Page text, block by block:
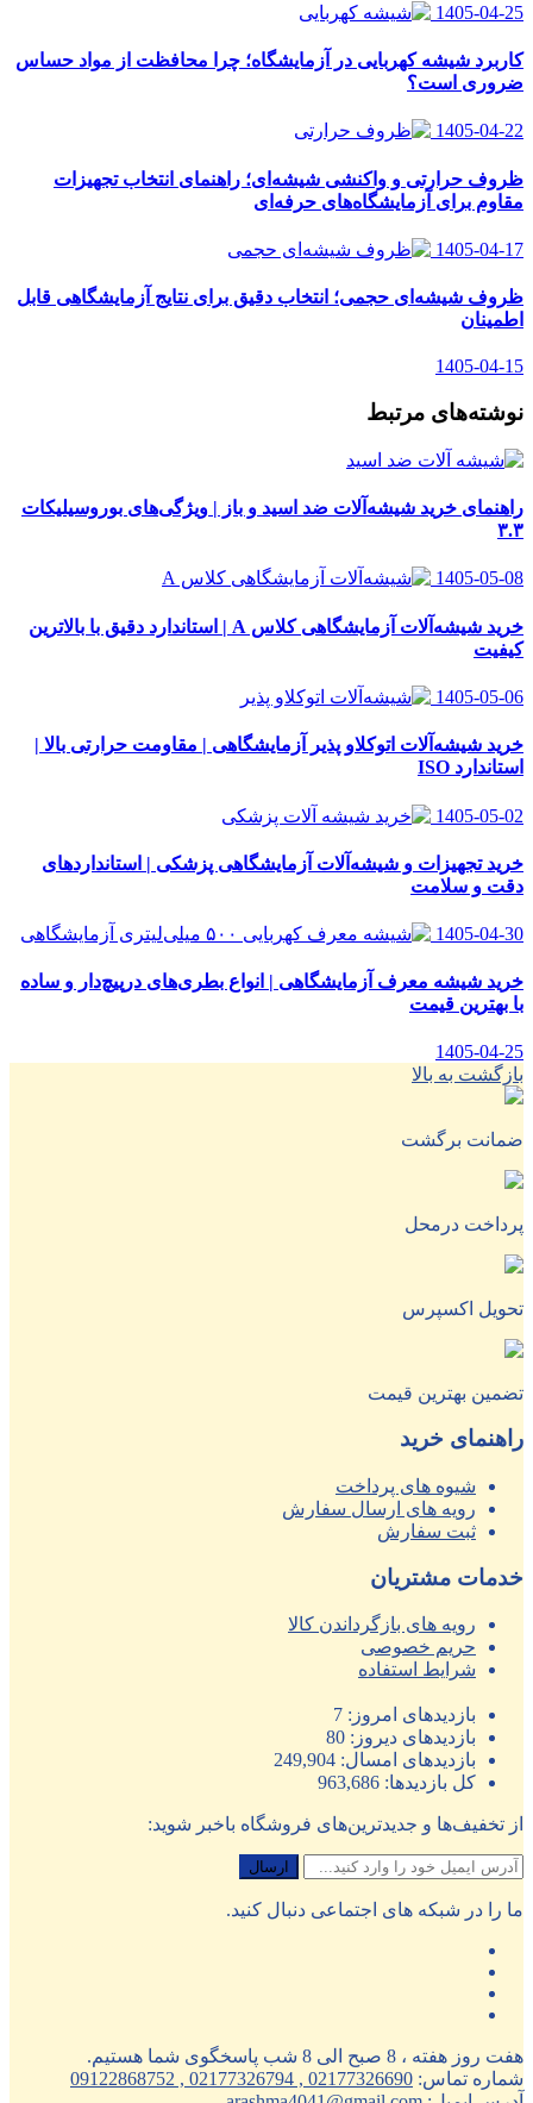
1405-04-25
کاربرد شیشه کهربایی در آزمایشگاه؛ چرا محافظت از مواد حساس
ضروری است؟
1405-04-22
ظروف حرارتی و واکنشی شیشه‌ای؛ راهنمای انتخاب تجهیزات
مقاوم برای آزمایشگاه‌های حرفه‌ای
1405-04-17
ظروف شیشه‌ای حجمی؛ انتخاب دقیق برای نتایج آزمایشگاهی قابل
اطمینان
1405-04-15
نوشته‌های مرتبط
راهنمای خرید شیشه‌آلات ضد اسید و باز | ویژگی‌های بوروسیلیکات
۳.۳
1405-05-08
خرید شیشه‌آلات آزمایشگاهی کلاس A | استاندارد دقیق با بالاترین
کیفیت
1405-05-06
خرید شیشه‌آلات اتوکلاو پذیر آزمایشگاهی | مقاومت حرارتی بالا |
استاندارد ISO
1405-05-02
خرید تجهیزات و شیشه‌آلات آزمایشگاهی پزشکی | استانداردهای
دقت و سلامت
1405-04-30
خرید شیشه معرف آزمایشگاهی | انواع بطری‌های در‌پیچ‌دار و ساده
با بهترین قیمت
1405-04-25
بازگشت به بالا
ضمانت برگشت
پرداخت درمحل
تحویل اکسپرس
تضمین بهترین قیمت
راهنمای خرید
شیوه های پرداخت
رویه های ارسال سفارش
ثبت سفارش
خدمات مشتریان
رویه های بازگرداندن کالا
حریم خصوصی
شرایط استفاده
بازدیدهای امروز: 7
بازدیدهای دیروز: 80
بازدیدهای امسال: 249,904
کل بازدیدها: 963,686
از تخفیف‌ها و جدیدترین‌های فروشگاه باخبر شوید:
ما را در شبکه های اجتماعی دنبال کنید.
هفت روز هفته ، 8 صبح الی 8 شب پاسخگوی شما هستیم.
شماره تماس: 02177326690 , 02177326794 , 09122868752